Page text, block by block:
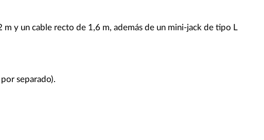
m y un cable recto de 1,6 m, además de un mini-jack de tipo L
separado).